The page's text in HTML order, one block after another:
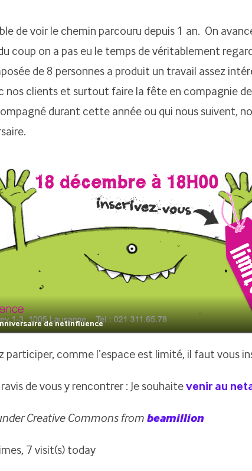
de voir le chemin parcouru depuis 1 an. On
coup on a pas eu le temps de véritablement
de 8 personnes a produit un travail assez
nos clients et surtout faire la fête en compagnie
durant cette année ou qui nous suivent,
de netinfluence
participer, comme l’espace est limité, il faut vous
de vous y rencontrer : Je souhaite venir au
Creative Commons from beamillion
7 visit(s) today